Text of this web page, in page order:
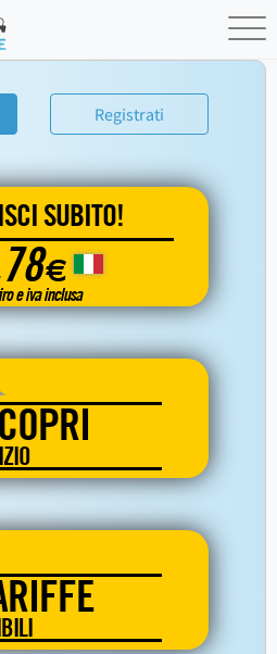
Registrati
SUBITO!
€
e iva inclusa